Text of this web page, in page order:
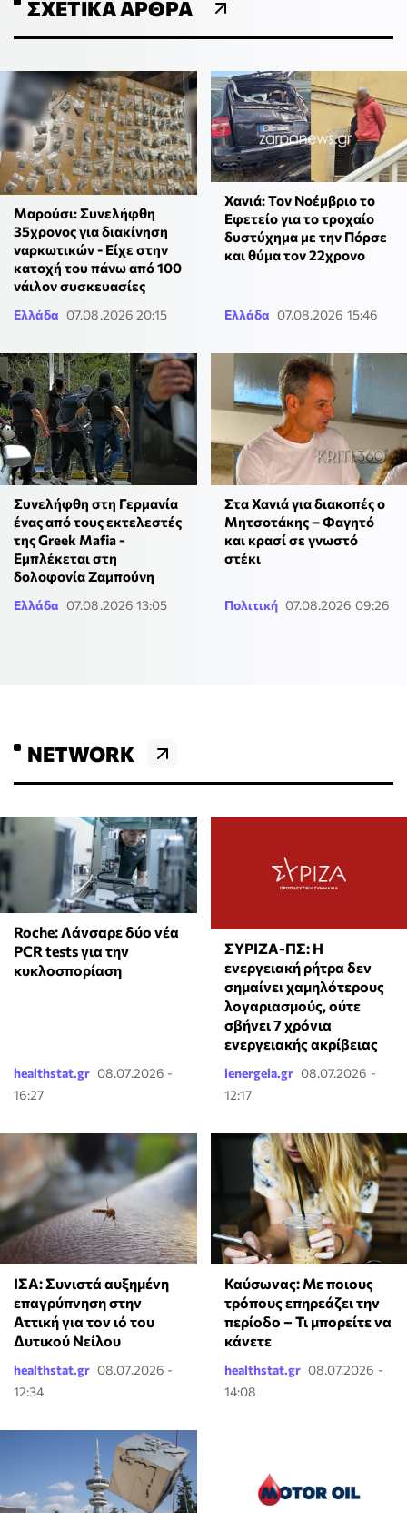
ΣΧΕΤΙΚΆ ΆΡΘΡΑ
Μαρούσι: Συνελήφθη
35χρονος για διακίνηση
ναρκωτικών - Είχε στην
κατοχή του πάνω από 100
νάιλον συσκευασίες
Ελλάδα 07.08.2026 20:15
Χανιά: Τον Νοέμβριο το
Εφετείο για το τροχαίο
δυστύχημα με την Πόρσε
και θύμα τον 22χρονο
Ελλάδα 07.08.2026 15:46
Συνελήφθη στη Γερμανία
ένας από τους εκτελεστές
της Greek Mafia -
Εμπλέκεται στη
δολοφονία Ζαμπούνη
Ελλάδα 07.08.2026 13:05
Στα Χανιά για διακοπές ο
Μητσοτάκης – Φαγητό
και κρασί σε γνωστό
στέκι
Πολιτική 07.08.2026 09:26
NETWORK
Roche: Λάνσαρε δύο νέα
PCR tests για την
κυκλοσπορίαση
healthstat.gr 08.07.2026 -
16:27
ΣΥΡΙΖΑ-ΠΣ: Η
ενεργειακή ρήτρα δεν
σημαίνει χαμηλότερους
λογαριασμούς, ούτε
σβήνει 7 χρόνια
ενεργειακής ακρίβειας
ienergeia.gr 08.07.2026 -
12:17
ΙΣΑ: Συνιστά αυξημένη
επαγρύπνηση στην
Αττική για τον ιό του
Δυτικού Νείλου
healthstat.gr 08.07.2026 -
12:34
Καύσωνας: Με ποιους
τρόπους επηρεάζει την
περίοδο – Τι μπορείτε να
κάνετε
healthstat.gr 08.07.2026 -
14:08